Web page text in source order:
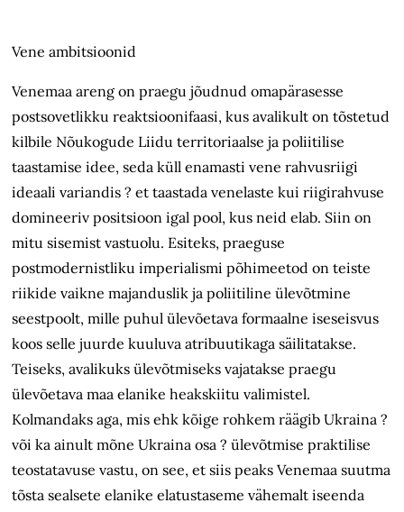
Vene ambitsioonid
Venemaa areng on praegu jõudnud omapärasesse
postsovetlikku reaktsioonifaasi, kus avalikult on tõstetud
kilbile Nõukogude Liidu territoriaalse ja poliitilise
taastamise idee, seda küll enamasti vene rahvusriigi
ideaali variandis ? et taastada venelaste kui riigirahvuse
domineeriv positsioon igal pool, kus neid elab. Siin on
mitu sisemist vastuolu. Esiteks, praeguse
postmodernistliku imperialismi põhimeetod on teiste
riikide vaikne majanduslik ja poliitiline ülevõtmine
seestpoolt, mille puhul ülevõetava formaalne iseseisvus
koos selle juurde kuuluva atribuutikaga säilitatakse.
Teiseks, avalikuks ülevõtmiseks vajatakse praegu
ülevõetava maa elanike heakskiitu valimistel.
Kolmandaks aga, mis ehk kõige rohkem räägib Ukraina ?
või ka ainult mõne Ukraina osa ? ülevõtmise praktilise
teostatavuse vastu, on see, et siis peaks Venemaa suutma
tõsta sealsete elanike elatustaseme vähemalt iseenda